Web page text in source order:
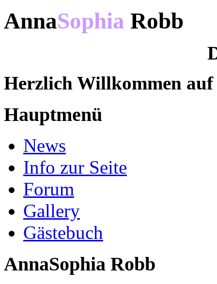
AnnaSophia Robb
Herzlich Willkommen
Hauptmenü
News
Info zur Seite
Forum
Gallery
Gästebuch
AnnaSophia Robb